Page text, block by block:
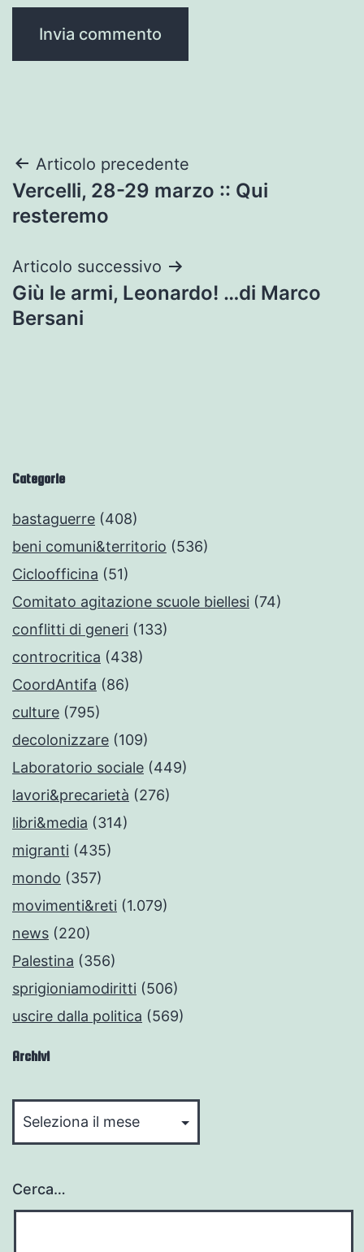
Navigazione
articoli
Articolo precedente
Vercelli, 28-29 marzo :: Qui
resteremo
Articolo successivo
Giù le armi, Leonardo! …di Marco
Bersani
Categorie
bastaguerre (408)
beni comuni&territorio (536)
Cicloofficina (51)
Comitato agitazione scuole biellesi (74)
conflitti di generi (133)
controcritica (438)
CoordAntifa (86)
culture (795)
decolonizzare (109)
Laboratorio sociale (449)
lavori&precarietà (276)
libri&media (314)
migranti (435)
mondo (357)
movimenti&reti (1.079)
news (220)
Palestina (356)
sprigioniamodiritti (506)
uscire dalla politica (569)
Archivi
Cerca…